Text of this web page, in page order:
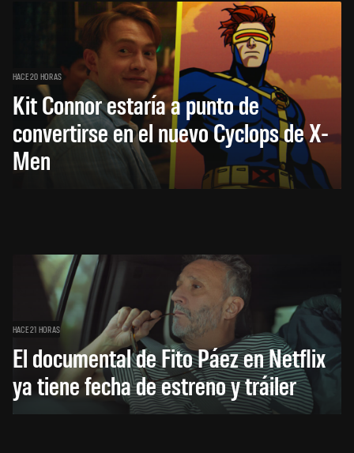
HACE 20 HORAS
Kit Connor estaría a punto de
convertirse en el nuevo Cyclops de X-
Men
HACE 21 HORAS
El documental de Fito Páez en Netflix
ya tiene fecha de estreno y tráiler